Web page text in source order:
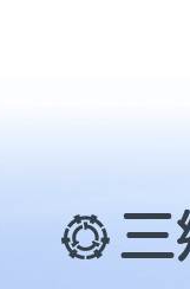
三
郷